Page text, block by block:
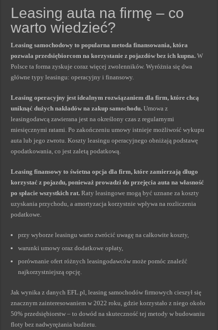
Leasing auta na firmę – co
warto wiedzieć?
Leasing samochodowy to popularna metoda finansowania, która
pozwala przedsiębiorcom na korzystanie z pojazdów bez ich kupna. W
Polsce ta forma zyskuje coraz więcej zwolenników. Wyróżnia się dwa
główne typy leasingu: operacyjny i finansowy.
Leasing operacyjny jest idealnym rozwiązaniem dla firm, które chcą
uniknąć dużych nakładów na zakup samochodu. Umowa z
leasingodawcą zawierana jest na określony czas z regularnymi
miesięcznymi ratami. Po zakończeniu umowy istnieje możliwość wykupu
auta lub jego zwrotu. Koszty leasingu operacyjnego obniżają podstawę
opodatkowania, co jest zaletą podatkową.
Leasing finansowy to świetna opcja dla firm, które zamierzają długo
korzystać z pojazdu, ponieważ prowadzi do przejęcia auta na własność
po spłacie wszystkich rat. Raty leasingowe mogą być uznane za koszty
uzyskania przychodu, a amortyzacja korzystnie wpływa na rozliczenia
podatkowe.
przy wyborze leasingu warto zwrócić uwagę na całkowite koszty,
warunki umowy oraz dodatkowe opłaty,
porównanie ofert różnych leasingodawców może pomóc znaleźć
najkorzystniejszą opcję.
Jak wynika z danych EFL.pl, leasing samochodów firmowych cieszył się
znacznym zainteresowaniem w 2022 roku, gdzie korzystało z niego około
50% przedsiębiorstw – to dowód na skuteczność tej metody w budowaniu
floty bez nadwyrężania budżetu.